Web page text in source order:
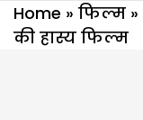
Home » फिल्म »
की हास्य फिल्म